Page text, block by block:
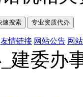
友情链接 网站公告 网
建委办